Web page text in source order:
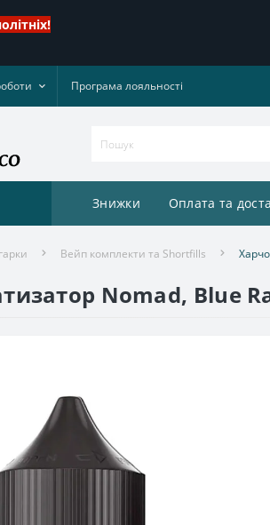
Програма лояльності
Знижки Оплата та
Вейп комплекти та Shortfills
Nomad, Blue